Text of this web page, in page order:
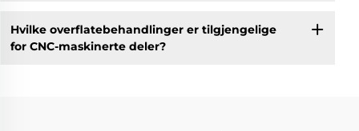
Hvilke overflatebehandlinger er tilgjengelige
for CNC-maskinerte deler?